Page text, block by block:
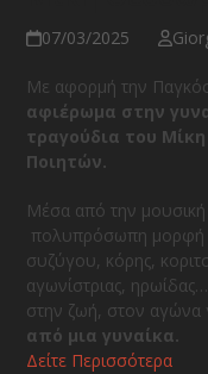
07/03/2025
Με αφορμή την
αφιέρωμα στην
τραγούδια του
Ποιητών.
Μέσα από την
πολυπρόσωπη μορφή
συζύγου, κόρης,
αγωνίστριας,
στην ζωή, στον αγώνα
από μια γυναίκα.
Δείτε Περισσότερα